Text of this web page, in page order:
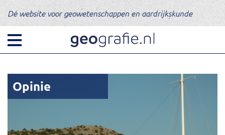
Dé website voor geowetenschappen en aardrijkskunde
Opinie